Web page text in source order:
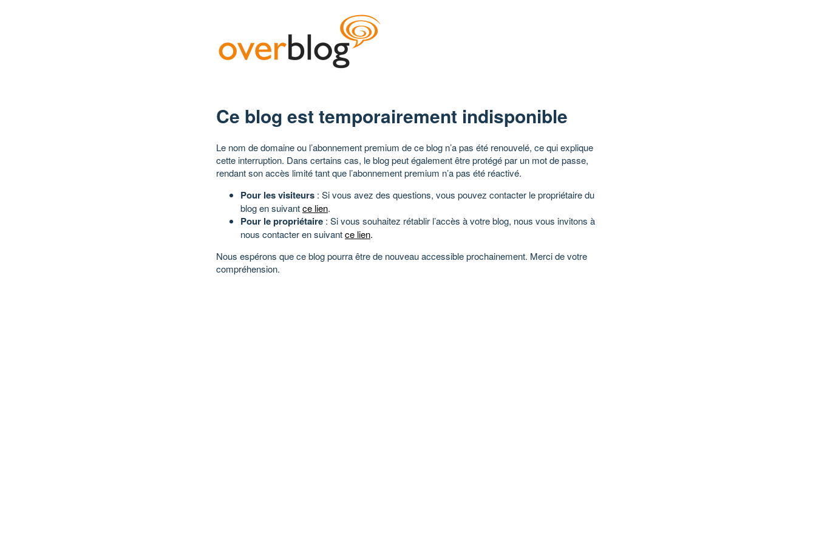
Ce blog est temporairement indisponible
Le nom de domaine ou l’abonnement premium de ce blog n’a pas été renouvelé, ce qui explique
cette interruption. Dans certains cas, le blog peut également être protégé par un mot de passe,
rendant son accès limité tant que l’abonnement premium n’a pas été réactivé.
Pour les visiteurs : Si vous avez des questions, vous pouvez contacter le propriétaire du
blog en suivantce lien.
Pour le propriétaire : Si vous souhaitez rétablir l’accès à votre blog, nous vous invitons à
nous contacter en suivantce lien.
Nous espérons que ce blog pourra être de nouveau accessible prochainement. Merci de votre
compréhension.